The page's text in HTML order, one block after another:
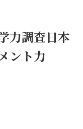
力調査日本
ント力